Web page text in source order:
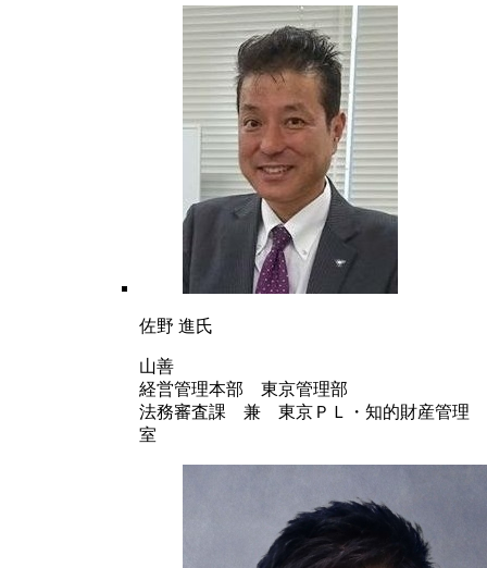
佐野 進氏
山善
経営管理本部 東京管理部
法務審査課 兼 東京ＰＬ・知的財産管理
室